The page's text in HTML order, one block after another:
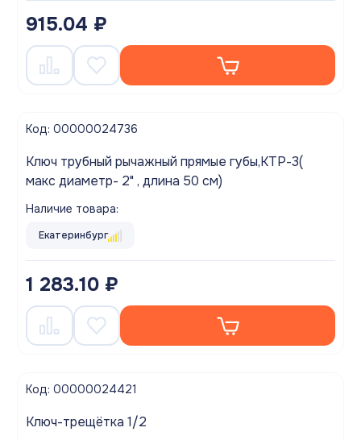
915.04 ₽
Код: 00000024736
Ключ трубный рычажный прямые губы,КТР-3(
макс диаметр- 2" , длина 50 см)
Наличие товара:
Екатеринбург
1 283.10 ₽
Код: 00000024421
Ключ-трещётка 1/2